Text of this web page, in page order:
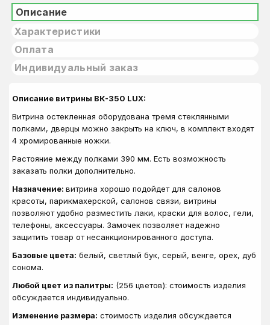
Описание
Характеристики
Оплата
Индивидуальный заказ
Описание витрины ВК-350 LUX:
Витрина остекленная оборудована тремя стеклянными
полками, дверцы можно закрыть на ключ, в комплект входят
4 хромированные ножки.
Растояние между полками 390 мм. Есть возможность
заказать полки дополнительно.
Назначение: витрина хорошо подойдет для салонов
красоты, парикмахерской, салонов связи, витрины
позволяют удобно разместить лаки, краски для волос, гели,
телефоны, аксессуары. Замочек позволяет надежно
защитить товар от несанкционированного доступа.
Базовые цвета: белый, светлый бук, серый, венге, орех, дуб
сонома.
Любой цвет из палитры: (256 цветов): стоимость изделия
обсуждается индивидуально.
Изменение размера: стоимость изделия обсуждается